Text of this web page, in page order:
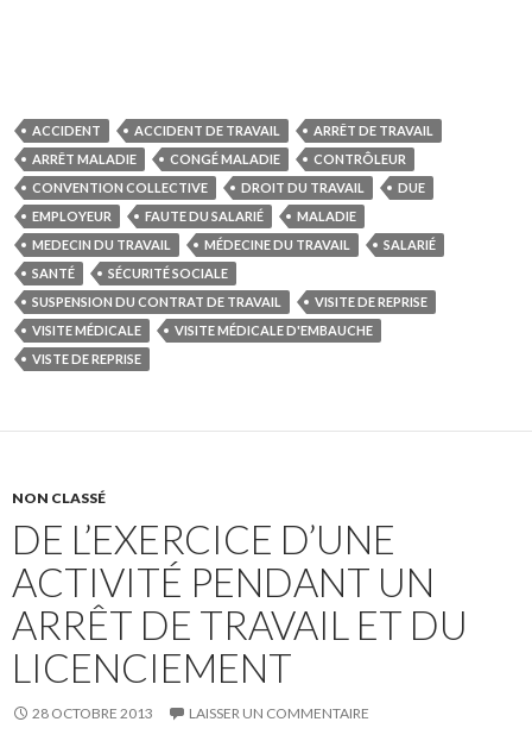
ACCIDENT ACCIDENT DE TRAVAIL
ARRÊT DE TRAVAIL
ARRÊT MALADIE
CONGÉ MALADIE
CONTRÔLEUR
CONVENTION COLLECTIVE
DROIT DU TRAVAIL
DUE
EMPLOYEUR
FAUTE DU SALARIÉ
MALADIE
MEDECIN DU TRAVAIL
MÉDECINE DU TRAVAIL
SALARIÉ
SANTÉ
SÉCURITÉ SOCIALE
SUSPENSION DU CONTRAT DE TRAVAIL
VISITE DE REPRISE
VISITE MÉDICALE
VISITE MÉDICALE D'EMBAUCHE
VISTE DE REPRISE
NON CLASSÉ
DE L’EXERCICE D’UNE
ACTIVITÉ PENDANT UN
ARRÊT DE TRAVAIL ET DU
LICENCIEMENT
28 OCTOBRE 2013 LAISSER UN COMMENTAIRE